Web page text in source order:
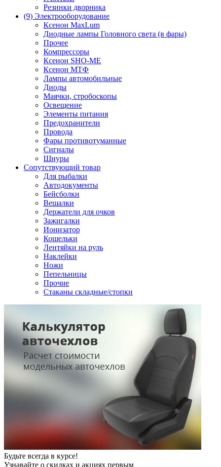
Резинки дворника
(9) Электрооборудование
Ксенон MaxLum
Диодные лампы Головного света (в фары)
Прочее
Компрессоры
Ксенон SHO-ME
Ксенон МТФ
Лампы автомобильные
Диоды
Маячки, стробоскопы
Освещение
Элементы питания
Предохранители
Провода
Фары противотуманные
Сигналы
Шнуры
Сопутствующий товар
Для рыбалки
Автодокументы
Бейсболки
Вешалки
Держатели для очков
Зажигалки
Ионизатор
Кошельки
Лентяйки на руль
Наклейки
Ножи
Пепельницы
Прочие
Стаканы складные/стопки
Будьте всегда в курсе!
Узнавайте о скидках и акциях первым